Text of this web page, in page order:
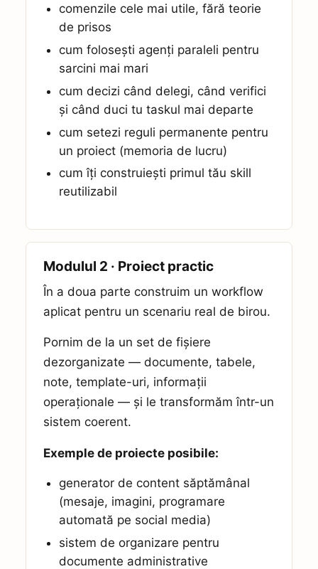
comenzile cele mai utile, fără teorie
de prisos
cum folosești agenți paraleli pentru
sarcini mai mari
cum decizi când delegi, când verifici
și când duci tu taskul mai departe
cum setezi reguli permanente pentru
un proiect (memoria de lucru)
cum îți construiești primul tău skill
reutilizabil
Modulul 2 · Proiect practic
În a doua parte construim un workflow
aplicat pentru un scenariu real de birou.
Pornim de la un set de fișiere
dezorganizate — documente, tabele,
note, template-uri, informații
operaționale — și le transformăm într-un
sistem coerent.
Exemple de proiecte posibile:
generator de content săptămânal
(mesaje, imagini, programare
automată pe social media)
sistem de organizare pentru
documente administrative